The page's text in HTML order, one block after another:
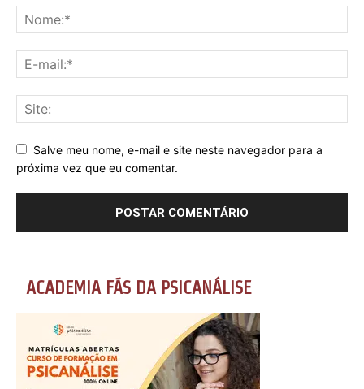
Salve meu nome, e-mail e site neste navegador para a
próxima vez que eu comentar.
ACADEMIA FÃS DA PSICANÁLISE